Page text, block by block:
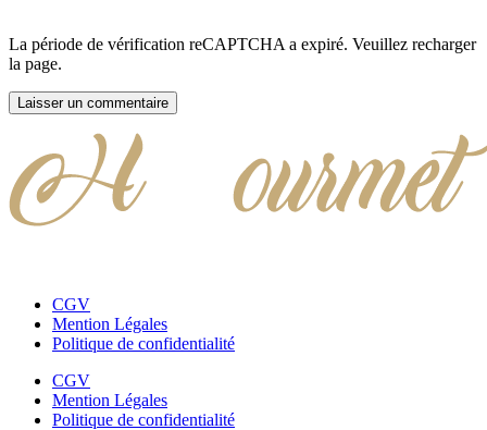
La période de vérification reCAPTCHA a expiré. Veuillez recharger
la page.
CGV
Mention Légales
Politique de confidentialité
CGV
Mention Légales
Politique de confidentialité